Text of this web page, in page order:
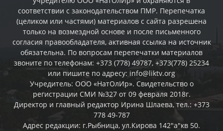
соответствии с законодательством ПМР. Перепечатка
(целиком или частями) материалов c сайта разрешена
только на возмездной основе и после письменного
согласия правообладателя, активная ссылка на источник
обязательна. По вопросам перепечатки материалов
звоните по телефонам: +373 (778) 49787, +373(778) 25234
или пишите по адресу: info@liktv.org
Учредитель: ООО «НатОлИр». Свидетельство о
регистрации СМИ №327 от 09 февраля 2018г.
Директор и главный редактор Ирина Шлаева, тел.: +373
778 49-787
Адрес редакции: г.Рыбница, ул.Кирова 142"а"кв 50.